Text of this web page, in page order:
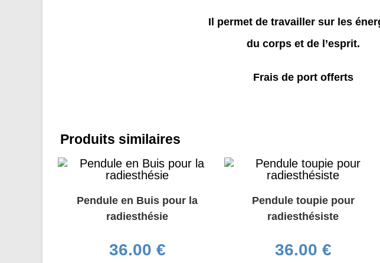
Il permet de travailler sur les
du corps et de l’esprit.
Frais de port offerts
Produits similaires
Pendule en Buis pour la
radiesthésie
36.00 €
Pendule toupie pour
radiesthésiste
36.00 €